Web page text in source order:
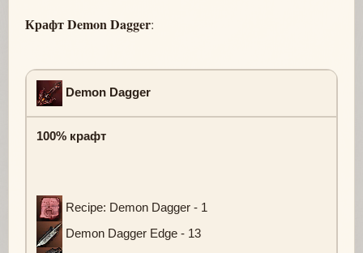
Крафт Demon Dagger:
Demon Dagger
100% крафт
Recipe: Demon Dagger - 1
Demon Dagger Edge - 13